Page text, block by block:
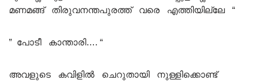
മണമങ്ങ് തിരുവനന്തപുരത്ത് വരെ എത്തിയില്ലേ “
” പോടീ കാന്താരി…. “
അവളുടെ കവിളിൽ ചെറുതായി നുള്ളിക്കൊണ്ട്